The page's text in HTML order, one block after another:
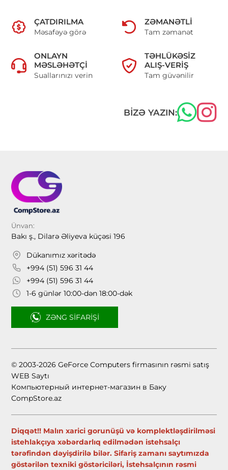
ÇATDIRILMA
Məsafəyə görə
ZƏMANƏTLI
Tam zəmanət
ONLAYN
MƏSLƏHƏTÇI
Suallarınızı verin
TƏHLÜKƏSIZ
ALIŞ-VERIŞ
Tam güvənilir
BIZƏ YAZIN:
Ünvan:
Bakı ş., Dilarə Əliyeva küçəsi 196
Dükanımız xəritədə
+994 (51) 596 31 44
+994 (51) 596 31 44
1-6 günlər 10:00-dən 18:00-dək
ZƏNG SIFARIŞI
© 2003-2026 GeForce Computers firmasının rəsmi satış
WEB Saytı
Компьютерный интернет-магазин в Баку
CompStore.az
Diqqət!! Malın xarici gorunüşü və komplektləşdirilməsi
istehlakçıya xəbərdarlıq edilmədən istehsalçı
tərəfindən dəyişdirilə bilər. Sifariş zamanı saytımızda
göstərilən texniki göstəriciləri, İstehsalçının rəsmi